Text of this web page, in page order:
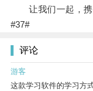
让我们一起，携
#37#
评论
游客
这款学习软件的学习方